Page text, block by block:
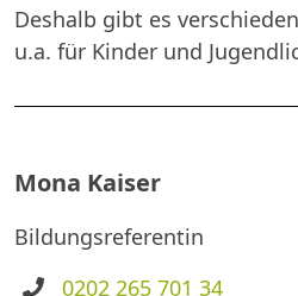
Deshalb gibt es
u.a. für Kinder und
Mona Kaiser
Bildungsreferentin
Telefon
0202 265 701 34